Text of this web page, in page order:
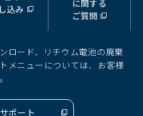
込み
ウ
ド
ウ
で
く）
に関する
ご質問
ウ
ィ
ド
で
ロード、リチウム電池の廃棄
メニューについては、お客様
ポート